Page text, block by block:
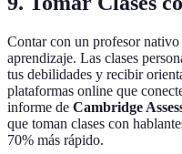
Contar con un profesor
aprendizaje. Las clases
tus debilidades y recibir
plataformas online que
informe de Cambridge
que toman clases con
70% más rápido.